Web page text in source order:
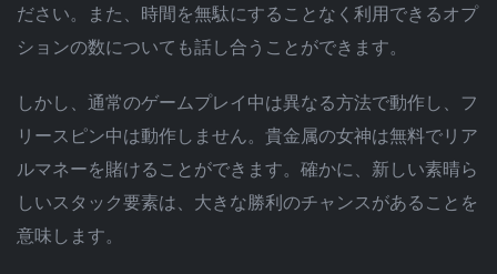
ださい。また、時間を無駄にすることなく利用できるオプ
ションの数についても話し合うことができます。
しかし、通常のゲームプレイ中は異なる方法で動作し、フ
リースピン中は動作しません。貴金属の女神は無料でリア
ルマネーを賭けることができます。確かに、新しい素晴ら
しいスタック要素は、大きな勝利のチャンスがあることを
意味します。